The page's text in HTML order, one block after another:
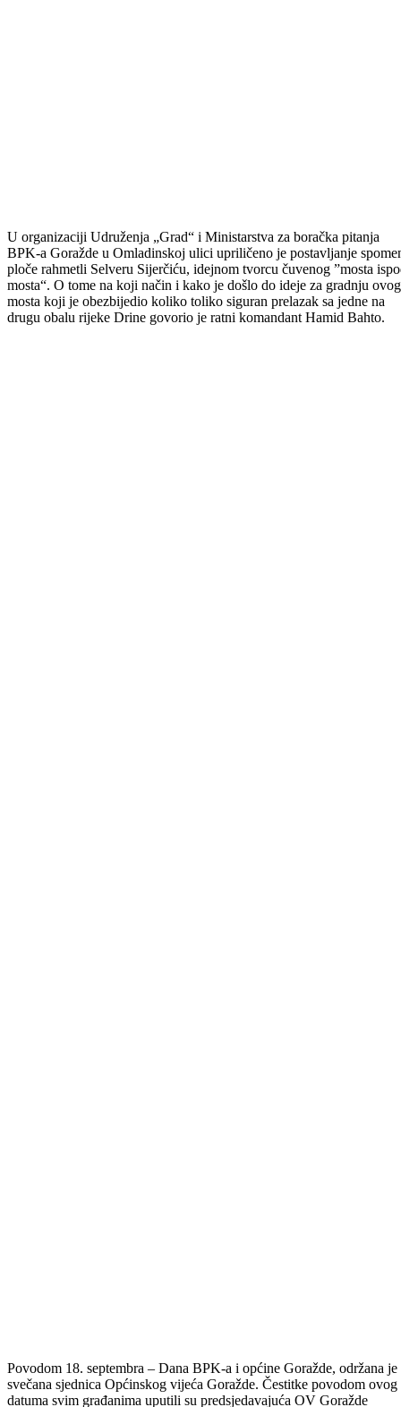
U organizaciji Udruženja „Grad“ i Ministarstva za boračka pitanja
BPK-a Goražde u Omladinskoj ulici upriličeno je postavljanje
ploče rahmetli Selveru Sijerčiću, idejnom tvorcu čuvenog ”mosta